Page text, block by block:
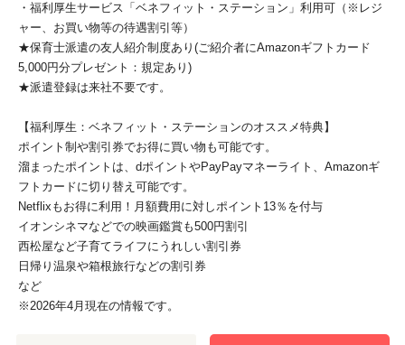
・福利厚生サービス「ベネフィット・ステーション」利用可（※レジ
ャー、お買い物等の待遇割引等）
★保育士派遣の友人紹介制度あり(ご紹介者にAmazonギフトカード
5,000円分プレゼント：規定あり)
★派遣登録は来社不要です。
【福利厚生：ベネフィット・ステーションのオススメ特典】
ポイント制や割引券でお得に買い物も可能です。
溜まったポイントは、dポイントやPayPayマネーライト、Amazonギ
フトカードに切り替え可能です。
Netflixもお得に利用！月額費用に対しポイント13％を付与
イオンシネマなどでの映画鑑賞も500円割引
西松屋など子育てライフにうれしい割引券
日帰り温泉や箱根旅行などの割引券
など
※2026年4月現在の情報です。